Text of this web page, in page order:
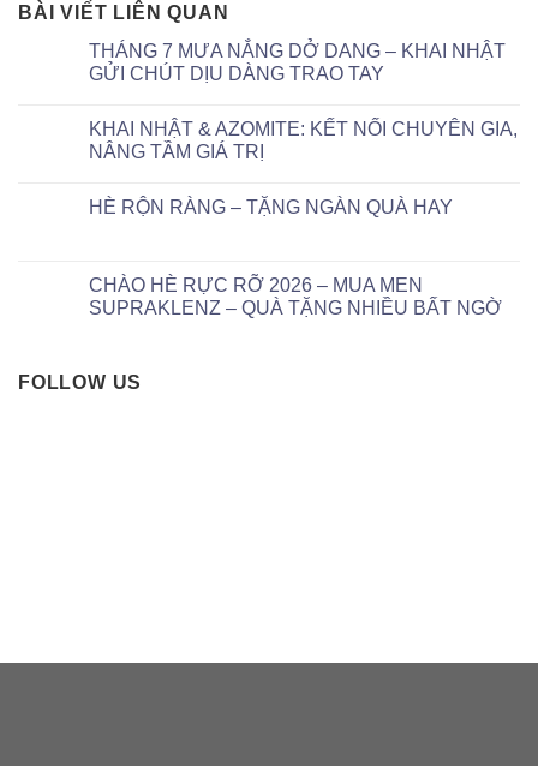
BÀI VIẾT LIÊN QUAN
THÁNG 7 MƯA NẮNG DỞ DANG – KHAI NHẬT
GỬI CHÚT DỊU DÀNG TRAO TAY
KHAI NHẬT & AZOMITE: KẾT NỐI CHUYÊN GIA,
NÂNG TẦM GIÁ TRỊ
HÈ RỘN RÀNG – TẶNG NGÀN QUÀ HAY
CHÀO HÈ RỰC RỠ 2026 – MUA MEN
SUPRAKLENZ – QUÀ TẶNG NHIỀU BẤT NGỜ
FOLLOW US